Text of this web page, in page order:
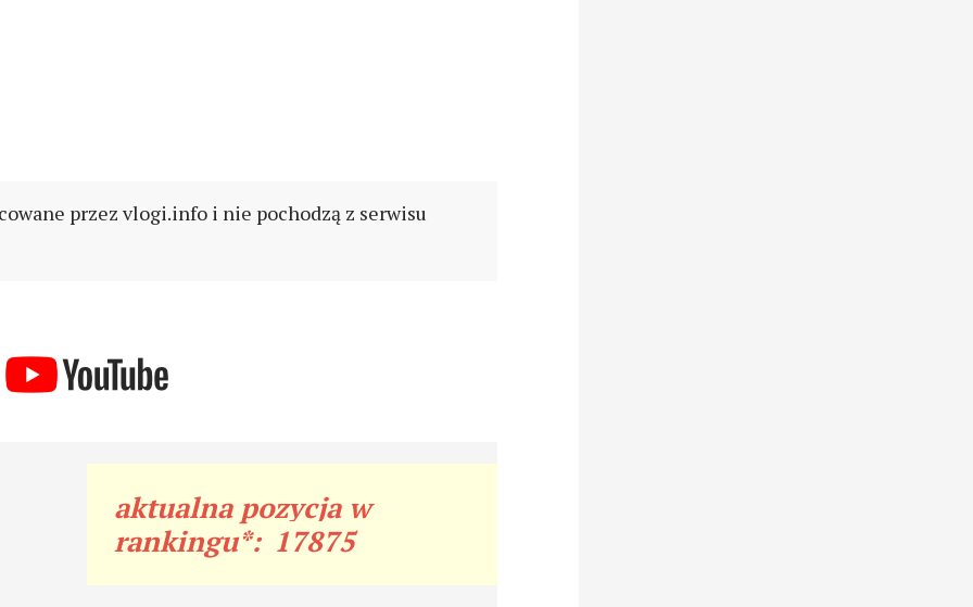
przez vlogi.info i nie pochodzą z serwisu
aktualna pozycja w
rankingu*: 17875